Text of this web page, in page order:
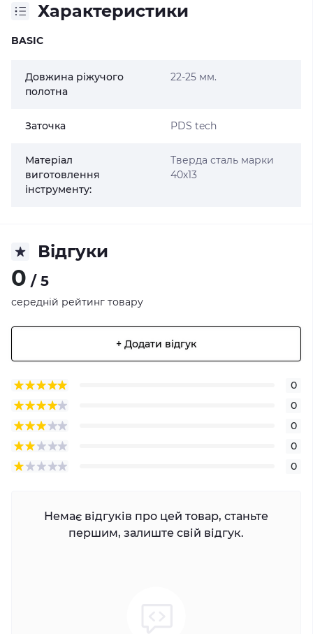
Характеристики
BASIC
Довжина ріжучого
полотна
22-25 мм.
Заточка PDS tech
Матеріал
виготовлення
інструменту:
Тверда сталь марки
40х13
Відгуки
0 / 5
середній рейтинг товару
+ Додати відгук
0
0
0
0
0
Немає відгуків про цей товар, станьте
першим, залиште свій відгук.